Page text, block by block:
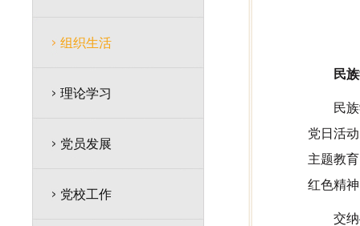
组织生活
理论学习
党员发展
党校工作
民
民
党日活
主题教
红色精
交